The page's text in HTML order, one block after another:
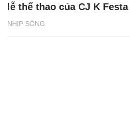
NHỊP SỐNG
lễ thể thao của CJ K Festa